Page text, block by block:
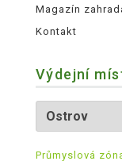
Magazín
Kontakt
Výdejní
Průmyslová